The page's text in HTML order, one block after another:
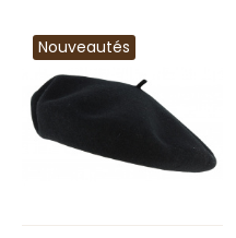
Nouveautés